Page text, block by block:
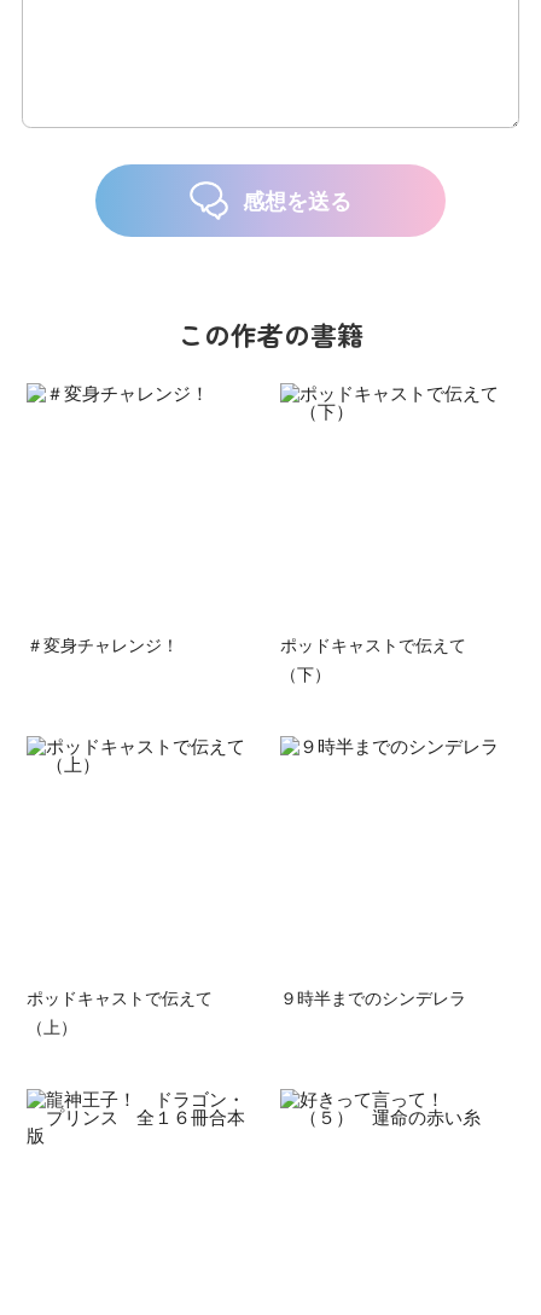
感想を送る
この作者の書籍
＃変身チャレンジ！
ポッドキャストで伝えて
（下）
ポッドキャストで伝えて
（上）
９時半までのシンデレラ